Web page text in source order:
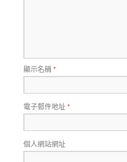
顯示名稱*
電子郵件地址*
個人網站網址